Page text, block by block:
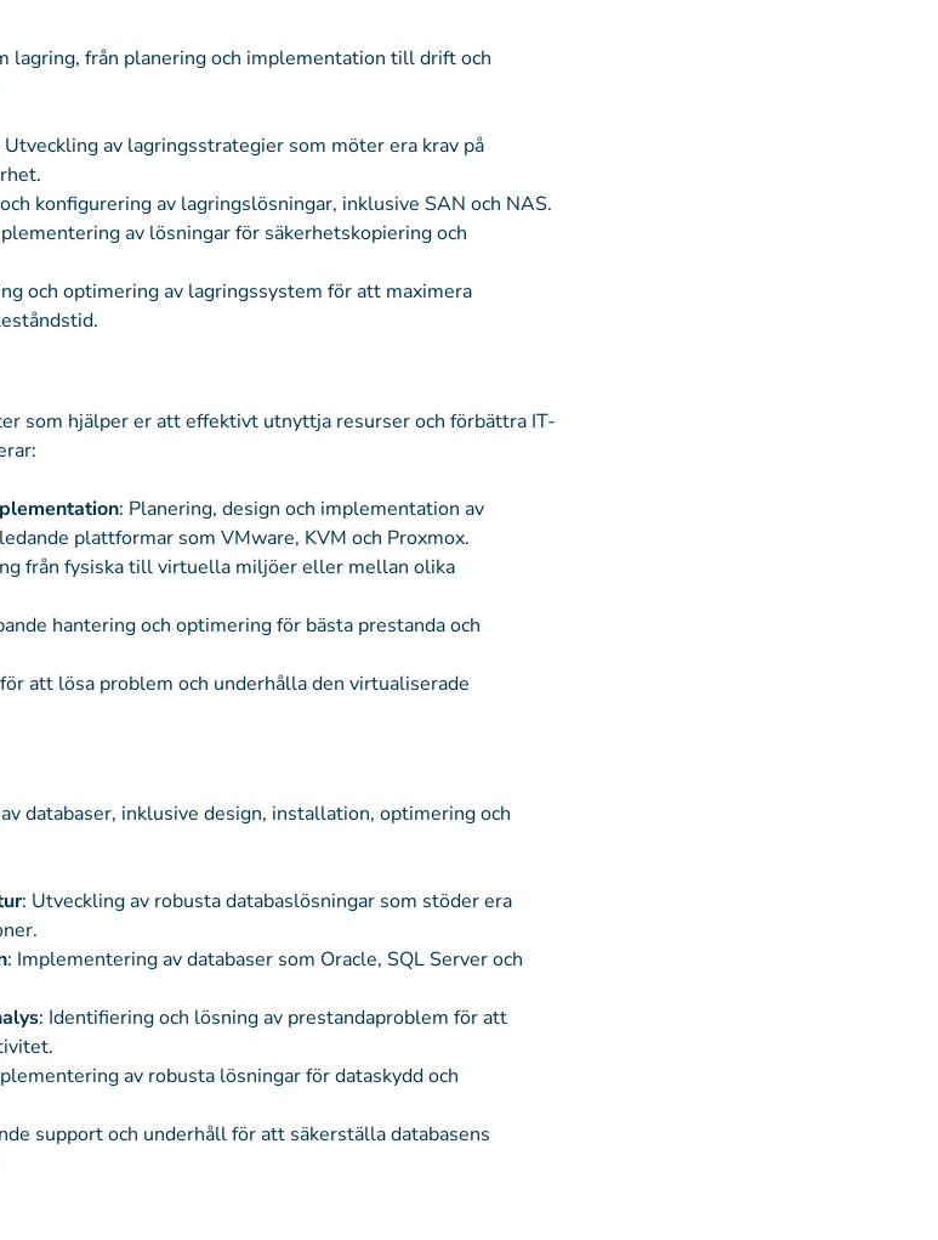
lagring, från planering och implementation till drift och
Utveckling av lagringsstrategier som möter era krav på
konfigurering av lagringslösningar, inklusive SAN och NAS.
av lösningar för säkerhetskopiering och
och optimering av lagringssystem för att maximera
som hjälper er att effektivt utnyttja resurser och förbättra IT-
: Planering, design och implementation av
plattformar som VMware, KVM och Proxmox.
från fysiska till virtuella miljöer eller mellan olika
hantering och optimering för bästa prestanda och
att lösa problem och underhålla den virtualiserade
databaser, inklusive design, installation, optimering och
: Utveckling av robusta databaslösningar som stöder era
: Implementering av databaser som Oracle, SQL Server och
: Identifiering och lösning av prestandaproblem för att
av robusta lösningar för dataskydd och
support och underhåll för att säkerställa databasens